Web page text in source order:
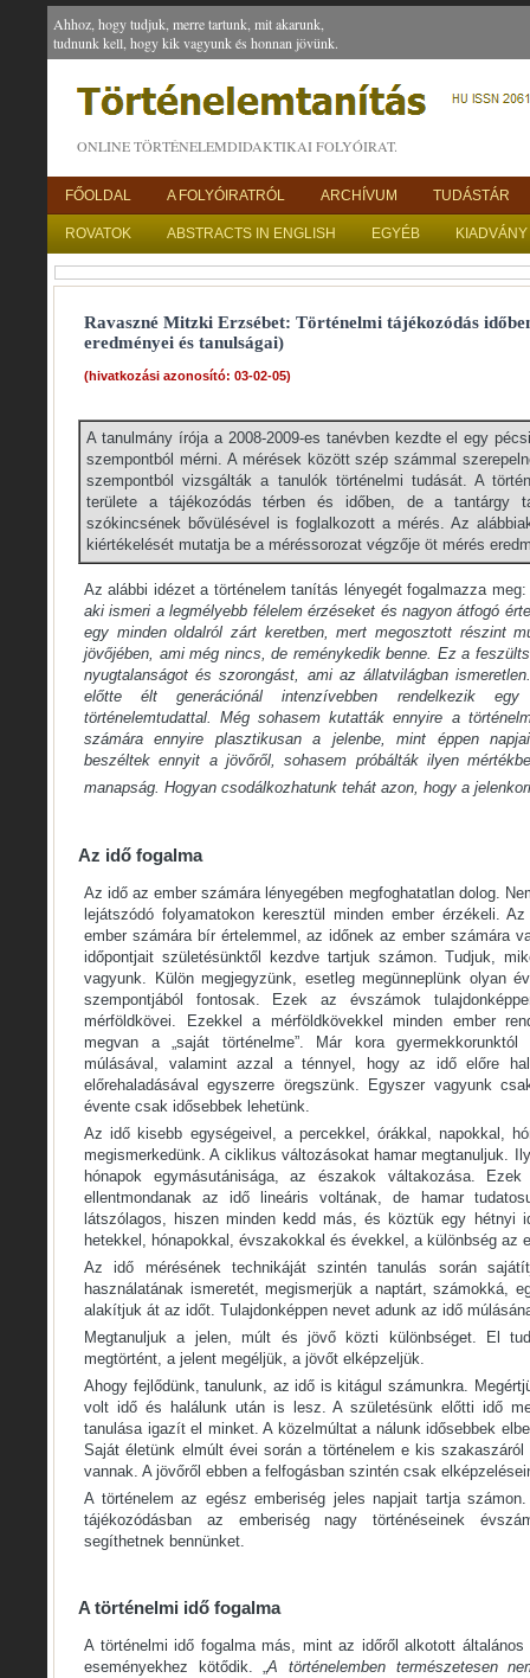
Ahhoz, hogy tudjuk, merre tartunk, mit akarunk,
tudnunk kell, hogy kik vagyunk és honnan jövünk.
ONLINE TÖRTÉNELEMDIDAKTIKAI FOLYÓIRAT.
FŐOLDAL A FOLYÓIRATRÓL ARCHÍVUM TUDÁSTÁR
ROVATOK ABSTRACTS IN ENGLISH EGYÉB
Ravaszné Mitzki Erzsébet: Történelmi tájékozódás
eredményei és tanulságai)
(hivatkozási azonosító: 03-02-05)
A tanulmány írója a 2008-2009-es tanévben kezdte el egy
szempontból mérni. A mérések között szép számmal
szempontból vizsgálták a tanulók történelmi tudását. A
területe a tájékozódás térben és időben, de a tantárgy
szókincsének bővülésével is foglalkozott a mérés. Az
kiértékelését mutatja be a méréssorozat végzője öt mérés
Az alábbi idézet a történelem tanítás lényegét fogalmazza meg:
aki ismeri a legmélyebb félelem érzéseket és nagyon átfogó
egy minden oldalról zárt keretben, mert megosztott részint
jövőjében, ami még nincs, de reménykedik benne. Ez a
nyugtalanságot és szorongást, ami az állatvilágban
előtte élt generációnál intenzívebben rendelkezik
történelemtudattal. Még sohasem kutatták ennyire a
számára ennyire plasztikusan a jelenbe, mint éppen
beszéltek ennyit a jövőről, sohasem próbálták ilyen
manapság. Hogyan csodálkozhatunk tehát azon, hogy a
Az idő fogalma
Az idő az ember számára lényegében megfoghatatlan dolog.
lejátszódó folyamatokon keresztül minden ember érzékeli.
ember számára bír értelemmel, az időnek az ember számára
időpontjait születésünktől kezdve tartjuk számon. Tudjuk,
vagyunk. Külön megjegyzünk, esetleg megünneplünk olyan
szempontjából fontosak. Ezek az évszámok
mérföldkövei. Ezekkel a mérföldkövekkel minden ember
megvan a „saját történelme”. Már kora
múlásával, valamint azzal a ténnyel, hogy az idő előre
előrehaladásával egyszerre öregszünk. Egyszer vagyunk
évente csak idősebbek lehetünk.
Az idő kisebb egységeivel, a percekkel, órákkal, napokkal,
megismerkedünk. A ciklikus változásokat hamar megtanuljuk.
hónapok egymásutánisága, az északok váltakozása.
ellentmondanak az idő lineáris voltának, de hamar
látszólagos, hiszen minden kedd más, és köztük egy
hetekkel, hónapokkal, évszakokkal és évekkel, a különbség az
Az idő mérésének technikáját szintén tanulás során
használatának ismeretét, megismerjük a naptárt, számokká,
alakítjuk át az időt. Tulajdonképpen nevet adunk az idő
Megtanuljuk a jelen, múlt és jövő közti különbséget. El
megtörtént, a jelent megéljük, a jövőt elképzeljük.
Ahogy fejlődünk, tanulunk, az idő is kitágul számunkra.
volt idő és halálunk után is lesz. A születésünk előtti idő
tanulása igazít el minket. A közelmúltat a nálunk idősebbek
Saját életünk elmúlt évei során a történelem e kis
vannak. A jövőről ebben a felfogásban szintén csak
A történelem az egész emberiség jeles napjait tartja
tájékozódásban az emberiség nagy történéseinek
segíthetnek bennünket.
A történelmi idő fogalma
A történelmi idő fogalma más, mint az időről alkotott általános
eseményekhez kötődik. „A történelemben természetesen